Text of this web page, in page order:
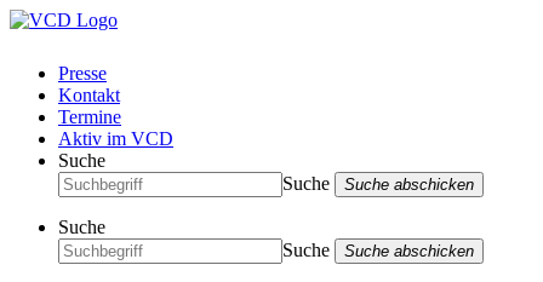
Presse
Kontakt
Termine
Aktiv im VCD
Suche
Suche
Suche abschicken
Suche
Suche
Suche abschicken